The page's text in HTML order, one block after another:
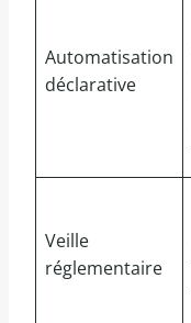
Automatisation
déclarative
Veille
réglementaire